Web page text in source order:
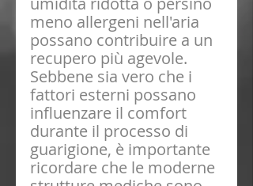
meno allergeni nell'aria
possano contribuire a un
recupero più agevole.
Sebbene sia vero che i
fattori esterni possano
influenzare il comfort
durante il processo di
guarigione, è importante
ricordare che le moderne